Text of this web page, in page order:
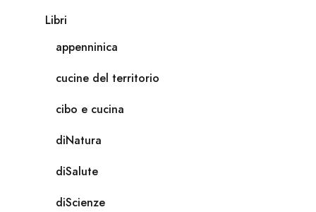
Libri
appenninica
cucine del territorio
cibo e cucina
diNatura
diSalute
diScienze